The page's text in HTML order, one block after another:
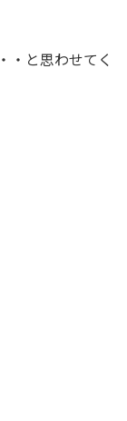
・と思わせてく